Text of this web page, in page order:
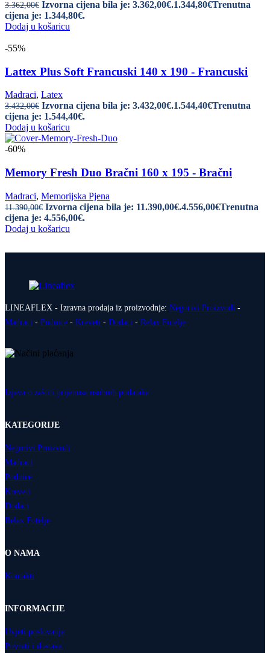
3.362,00€ Izvorna cijena bila je: 3.362,00€.1.344,80€Trenutna
cijena je: 1.344,80€.
Dodaj u košaricu
-55%
Lattex Plus Soft Francuski 140 x 190 - Francuski
Madraci, Latex
3.432,00€ Izvorna cijena bila je: 3.432,00€.1.544,40€Trenutna
cijena je: 1.544,40€.
Dodaj u košaricu
-60%
Memory Fresh Duo Bračni 160 x 195 - Bračni
Madraci, Memorijska Pjena
11.390,00€ Izvorna cijena bila je: 11.390,00€.4.556,00€Trenutna
cijena je: 4.556,00€.
Dodaj u košaricu
LINEAFLEX - Izravna prodaja iz proizvodnje: Negorivi Proizvodi -
Madraci - Podnice - Kreveti - Dodaci - Relax Fotelje
Izjava o zaštiti prijenosa osobnih podataka
KATEGORIJE
Negorivi Proizvodi
Madraci
Podnice
Kreveti
Dodaci
Relax Fotelje
O NAMA
Kontakti
INFORMACIJE
Uvjeti poslovanja
Povrati i dostava